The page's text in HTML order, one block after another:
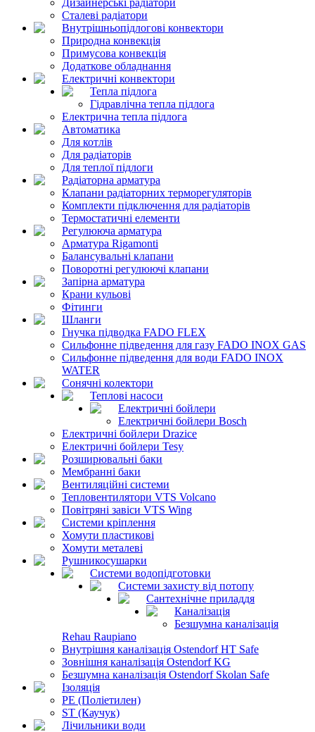
Сталеві радіатори
Внутрішньопідлогові конвектори
Природна конвекція
Примусова конвекція
Додаткове обладнання
Електричні конвектори
Тепла підлога
Гідравлічна тепла підлога
Електрична тепла підлога
Автоматика
Для котлів
Для радіаторів
Для теплої підлоги
Радіаторна арматура
Клапани радіаторних терморегуляторів
Комплекти підключення для радіаторів
Термостатичні елементи
Регулююча арматура
Арматура Rigamonti
Балансувальні клапани
Поворотні регулюючі клапани
Запірна арматура
Крани кульові
Фітинги
Шланги
Гнучка підводка FADO FLEX
Сильфонне підведення для газу FADO INOX GAS
Сильфонне підведення для води FADO INOX
WATER
Сонячні колектори
Теплові насоси
Електричні бойлери
Електричні бойлери Bosch
Електричні бойлери Drazice
Електричні бойлери Tesy
Розширювальні баки
Мембранні баки
Вентиляційні системи
Тепловентилятори VTS Volcano
Повітряні завіси VTS Wing
Системи кріплення
Хомути пластикові
Хомути металеві
Рушникосушарки
Системи водопідготовки
Системи захисту від потопу
Сантехнічне приладдя
Каналізація
Безшумна каналізація
Rehau Raupiano
Внутрішня каналізація Ostendorf HT Safe
Зовнішня каналізація Ostendorf KG
Безшумна каналізація Ostendorf Skolan Safe
Ізоляція
PE (Поліетилен)
ST (Каучук)
Лічильники води